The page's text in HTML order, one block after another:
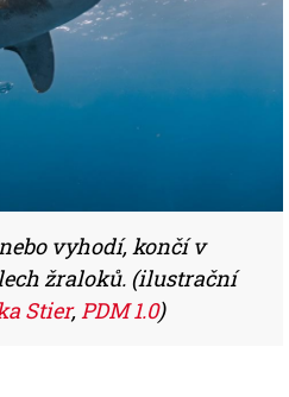
vyhodí, končí v
žraloků. (ilustrační
Stier, PDM 1.0)